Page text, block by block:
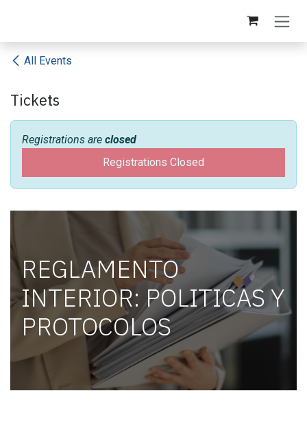
All Events
Tickets
Registrations are closed
Registrations Closed
REGLAMENTO
INTERIOR: POLITICAS Y
PROTOCOLOS